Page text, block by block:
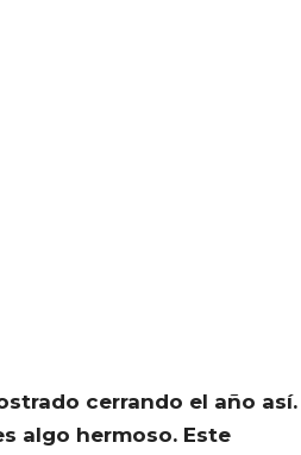
cerrando el año así.
algo hermoso. Este